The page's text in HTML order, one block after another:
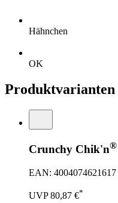
Hähnchen
OK
Produktvarianten
Crunchy Chik'n®
EAN: 4004074621617
UVP80,87 €*